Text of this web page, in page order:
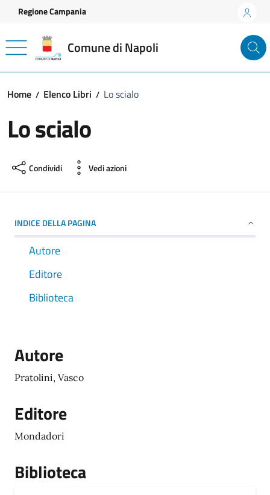
Vai ai contenuti
Vai al footer
Regione Campania
Comune di Napoli
Home Elenco Libri Lo scialo
Lo scialo
Condividi Vedi azioni
INDICE DELLA PAGINA
Autore
Editore
Biblioteca
Autore
Pratolini, Vasco
Editore
Mondadori
Biblioteca